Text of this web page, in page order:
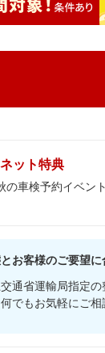
ネット特典
の車検予約イベン
お客様のご要望
通省運輸局指定
でもお気軽にご相